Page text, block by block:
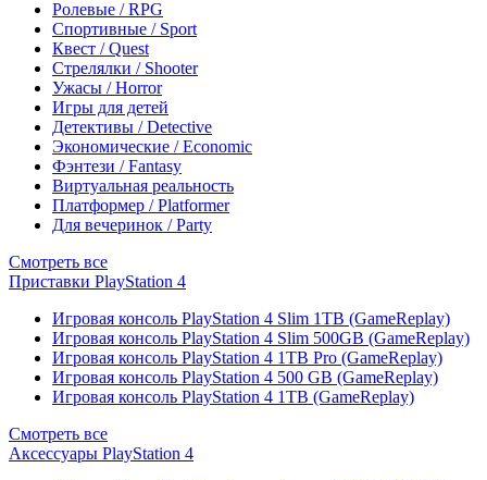
Ролевые / RPG
Спортивные / Sport
Квест / Quest
Стрелялки / Shooter
Ужасы / Horror
Игры для детей
Детективы / Detective
Экономические / Economic
Фэнтези / Fantasy
Виртуальная реальность
Платформер / Platformer
Для вечеринок / Party
Смотреть все
Приставки PlayStation 4
Игровая консоль PlayStation 4 Slim 1TB (GameReplay)
Игровая консоль PlayStation 4 Slim 500GB (GameReplay)
Игровая консоль PlayStation 4 1TB Pro (GameReplay)
Игровая консоль PlayStation 4 500 GB (GameReplay)
Игровая консоль PlayStation 4 1TB (GameReplay)
Смотреть все
Аксессуары PlayStation 4